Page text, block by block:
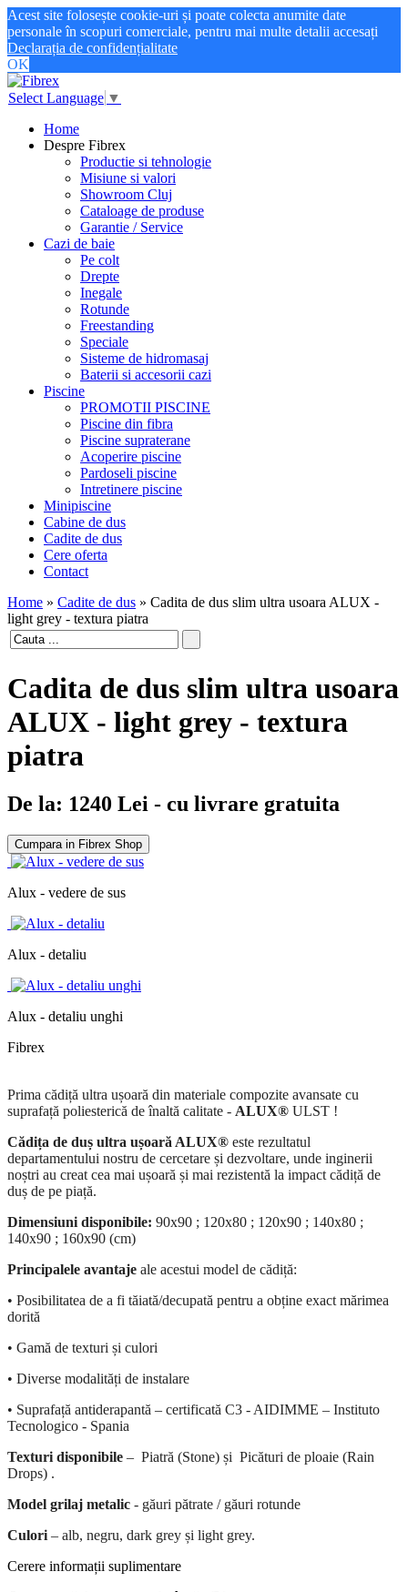
Acest site folosește cookie-uri și poate colecta anumite date
personale în scopuri comerciale, pentru mai multe detalii accesați
Declarația de confidențialitate
OK
Select Language ▼
Home
Despre Fibrex
Productie si tehnologie
Misiune si valori
Showroom Cluj
Cataloage de produse
Garantie / Service
Cazi de baie
Pe colt
Drepte
Inegale
Rotunde
Freestanding
Speciale
Sisteme de hidromasaj
Baterii si accesorii cazi
Piscine
PROMOTII PISCINE
Piscine din fibra
Piscine supraterane
Acoperire piscine
Pardoseli piscine
Intretinere piscine
Minipiscine
Cabine de dus
Cadite de dus
Cere oferta
Contact
Home » Cadite de dus » Cadita de dus slim ultra usoara ALUX -
light grey - textura piatra
Cadita de dus slim ultra usoara
ALUX - light grey - textura
piatra
De la: 1240 Lei - cu livrare gratuita
Cumpara in Fibrex Shop
Alux - vedere de sus
Alux - detaliu
Alux - detaliu unghi
Fibrex
Prima cădiță ultra ușoară din materiale compozite avansate cu
suprafață poliesterică de înaltă calitate - ALUX® ULST !
Cădița de duș ultra ușoară ALUX® este rezultatul
departamentului nostru de cercetare și dezvoltare, unde inginerii
noștri au creat cea mai ușoară și mai rezistentă la impact cădiță de
duș de pe piață.
Dimensiuni disponibile: 90x90 ; 120x80 ; 120x90 ; 140x80 ;
140x90 ; 160x90 (cm)
Principalele avantaje ale acestui model de cădiță:
• Posibilitatea de a fi tăiată/decupată pentru a obține exact mărimea
dorită
• Gamă de texturi și culori
• Diverse modalități de instalare
• Suprafață antiderapantă – certificată C3 - AIDIMME – Instituto
Tecnologico - Spania
Texturi disponibile – Piatră (Stone) și Picături de ploaie (Rain
Drops) .
Model grilaj metalic - găuri pătrate / găuri rotunde
Culori – alb, negru, dark grey și light grey.
Cerere informații suplimentare